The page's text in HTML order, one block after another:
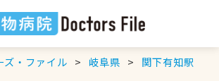
ズ・ファイル 岐阜県 関下有知駅